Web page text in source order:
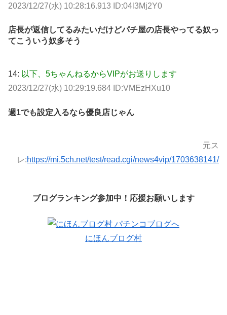
2023/12/27(水) 10:28:16.913 ID:04l3Mj2Y0
店長が返信してるみたいだけどパチ屋の店長やってる奴っ
てこういう奴多そう
14: 以下、5ちゃんねるからVIPがお送りします
2023/12/27(水) 10:29:19.684 ID:VMEzHXu10
週1でも設定入るなら優良店じゃん
元ス
レ:https://mi.5ch.net/test/read.cgi/news4vip/1703638141/
ブログランキング参加中！応援お願いします
にほんブログ村